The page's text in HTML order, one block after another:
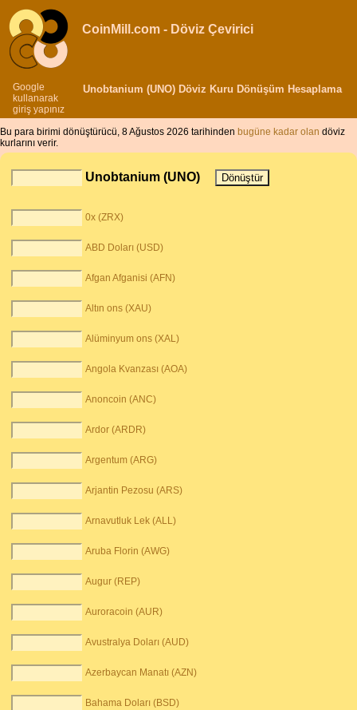
Google
kullanarak
giriş yapınız
CoinMill.com - Döviz Çevirici
Unobtanium (UNO) Döviz Kuru Dönüşüm Hesaplama
Bu para birimi dönüştürücü, 8 Ağustos 2026 tarihinden bugüne kadar olan döviz
kurlarını verir.
Unobtanium (UNO)
0x (ZRX)
ABD Doları (USD)
Afgan Afganisi (AFN)
Altın ons (XAU)
Alüminyum ons (XAL)
Angola Kvanzası (AOA)
Anoncoin (ANC)
Ardor (ARDR)
Argentum (ARG)
Arjantin Pezosu (ARS)
Arnavutluk Lek (ALL)
Aruba Florin (AWG)
Augur (REP)
Auroracoin (AUR)
Avustralya Doları (AUD)
Azerbaycan Manatı (AZN)
Bahama Doları (BSD)